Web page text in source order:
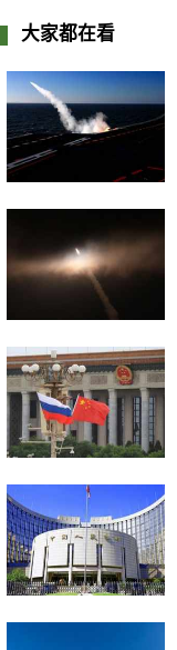
大家都在看